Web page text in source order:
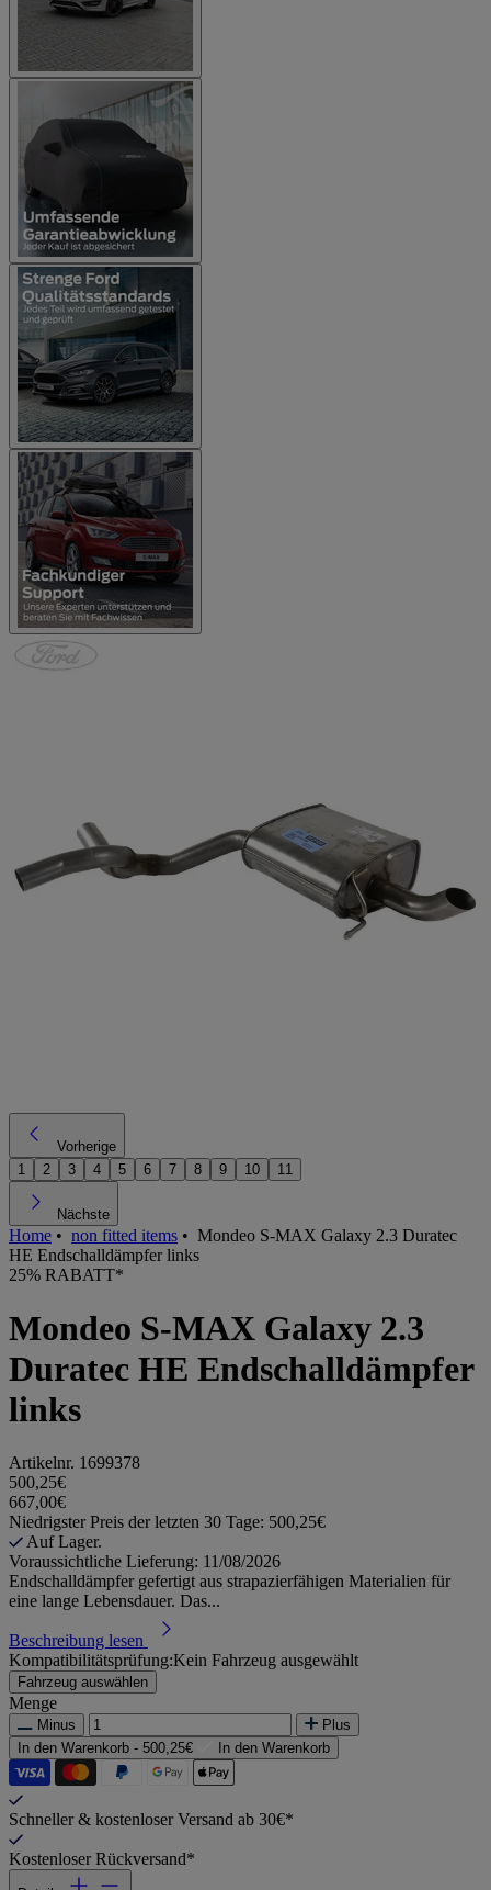
Vorherige
1
2 3 4 5 6 7 8 9 10 11
Nächste
Home • non fitted items • Mondeo S-MAX Galaxy 2.3 Duratec
HE Endschalldämpfer links
25% RABATT*
Mondeo S-MAX Galaxy 2.3
Duratec HE Endschalldämpfer
links
Artikelnr. 1699378
500,25€
667,00€
Niedrigster Preis der letzten 30 Tage: 500,25€
Auf Lager.
Voraussichtliche Lieferung: 11/08/2026
Endschalldämpfer gefertigt aus strapazierfähigen Materialien für
eine lange Lebensdauer. Das...
Beschreibung lesen
Kompatibilitätsprüfung:Kein Fahrzeug ausgewählt
Fahrzeug auswählen
Menge
Minus
Plus
In den Warenkorb - 500,25€ In den Warenkorb
Schneller & kostenloser Versand ab 30€*
Kostenloser Rückversand*